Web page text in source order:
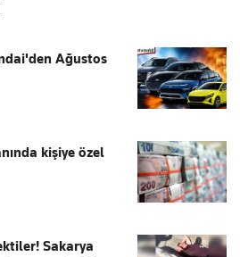
Ağustos
kişiye özel
Sakarya